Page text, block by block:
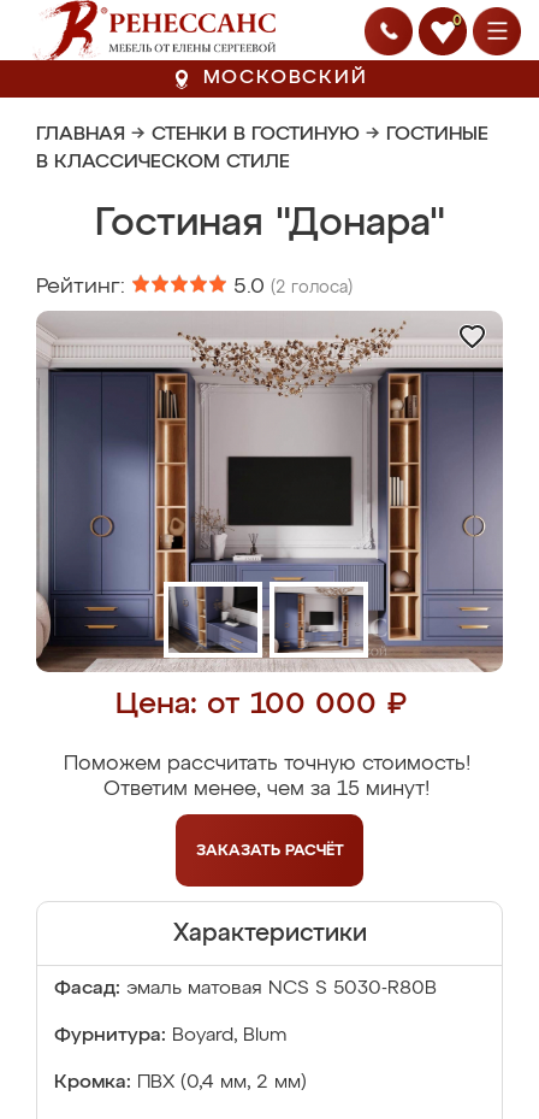
0
МОСКОВСКИЙ
ГЛАВНАЯ → СТЕНКИ В ГОСТИНУЮ → ГОСТИНЫЕ
В КЛАССИЧЕСКОМ СТИЛЕ
Гостиная "Донара"
Рейтинг: 5.0 (2 голоса)
Цена: от 100 000 ₽
Поможем рассчитать точную стоимость!
Ответим менее, чем за 15 минут!
ЗАКАЗАТЬ РАСЧЁТ
Характеристики
Фасад: эмаль матовая NCS S 5030-R80B
Фурнитура: Boyard, Blum
Кромка: ПВХ (0,4 мм, 2 мм)